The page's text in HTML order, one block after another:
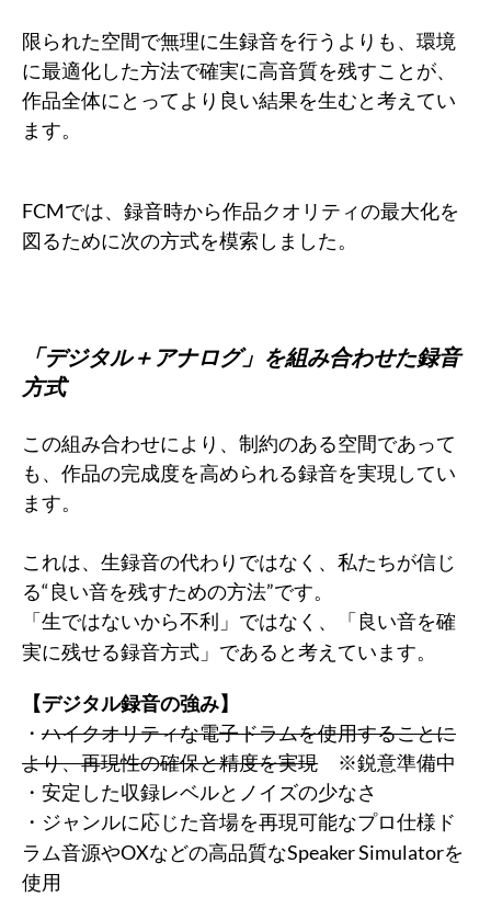
限られた空間で無理に生録音を行うよりも、環境
に最適化した方法で確実に高音質を残すことが、
作品全体にとってより良い結果を生むと考えてい
ます。
FCMでは、録音時から作品クオリティの最大化を
図るために次の方式を模索しました。
「デジタル＋アナログ」を組み合わせた録音
方式
この組み合わせにより、制約のある空間であって
も、作品の完成度を高められる録音を実現してい
ます。
これは、生録音の代わりではなく、 私たちが信じ
る“良い音を残すための方法”です。
「生ではないから不利」ではなく、
「良い音を確
実に残せる録音方式」であると考えています。
【デジタル録音の強み】
・ ハイクオリティな電子ドラムを使用することに
より、再現性の確保と精度を実現 ※鋭意準備中
・安定した収録レベルとノイズの少なさ
・ジャンルに応じた音場を再現可能なプロ仕様 ド
ラム音源やOXなどの高品質なSpeaker Simulatorを
使用